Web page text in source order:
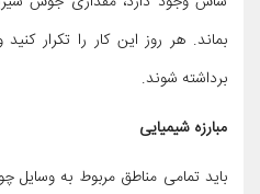
بماند. هر روز این کار را تکرار
برداشته شوند.
مبارزه شیمیایی
باید تمامی مناطق مربوط به وسایل